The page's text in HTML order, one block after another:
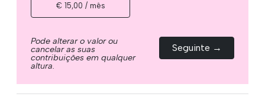
€ 15,00 / mês
Pode alterar o valor ou
cancelar as suas
contribuições em qualquer
altura.
Seguinte →